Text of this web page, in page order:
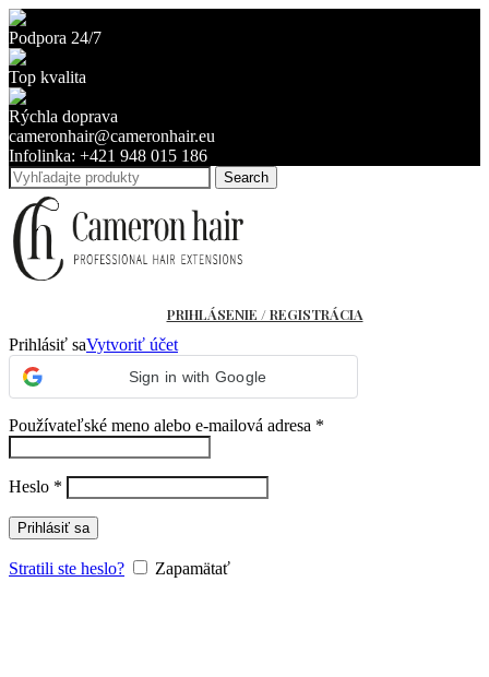
Podpora 24/7
Top kvalita
Rýchla doprava
cameronhair@cameronhair.eu
Infolinka: +421 948 015 186
Search
PRIHLÁSENIE / REGISTRÁCIA
Prihlásiť saVytvoriť účet
Sign in with Google
Používateľské meno alebo e-mailová adresa *
Heslo * Povinné
Prihlásiť sa
Stratili ste heslo? Zapamätať